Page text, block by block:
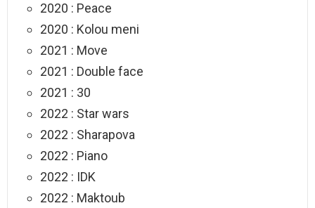
2020 : Peace
2020 : Kolou meni
2021 : Move
2021 : Double face
2021 : 30
2022 : Star wars
2022 : Sharapova
2022 : Piano
2022 : IDK
2022 : Maktoub